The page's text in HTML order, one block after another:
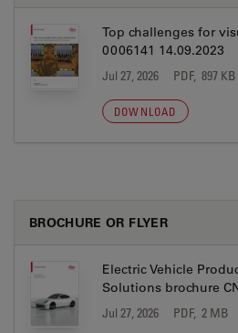
Top challenges for
0006141 14.09.2023
Jul 27, 2026 PDF, 897 KB
DOWNLOAD
BROCHURE OR FLYER
Electric Vehicle
Solutions brochure
Jul 27, 2026 PDF, 2 MB